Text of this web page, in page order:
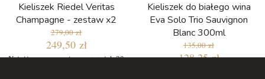
Kieliszek Riedel Veritas
Champagne - zestaw x2
279,00 zł
249,50 zł
Najniższa cena w ciągu ostatnich 30
Kieliszek do białego wina
Eva Solo Trio Sauvignon
Blanc 300ml
135,00 zł
128,25 zł